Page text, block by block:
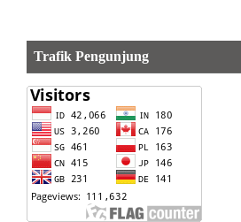
Trafik Pengunjung